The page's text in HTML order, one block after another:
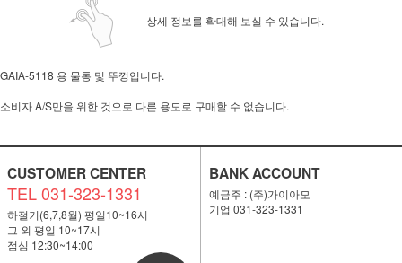
상세 정보를 확대해 보실 수 있습니다.
GAIA-5118 용 물통 및 뚜껑입니다.
소비자 A/S만을 위한 것으로 다른 용도로 구매할 수 없습니다.
CUSTOMER CENTER
TEL 031-323-1331
하절기(6,7,8월) 평일10~16시
그 외 평일 10~17시
점심 12:30~14:00
BANK ACCOUNT
예금주 : (주)가이아모
기업 031-323-1331